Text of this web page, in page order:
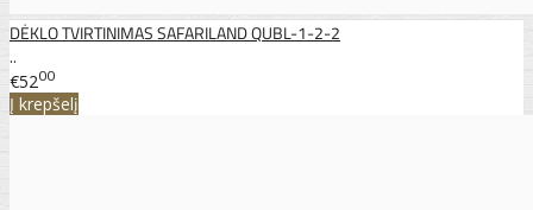
DĖKLO TVIRTINIMAS SAFARILAND QUBL-1-2-2
..
€5200
Į krepšelį